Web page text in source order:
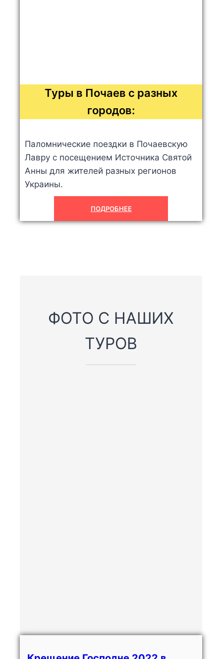
Туры в Почаев с разных
городов:
Паломнические поездки в Почаевскую
Лавру с посещением Источника Святой
Анны для жителей разных регионов
Украины.
ПОДРОБНЕЕ
ФОТО С НАШИХ
ТУРОВ